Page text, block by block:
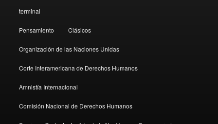
terminal
Pensamiento Clásicos
Organización de las Naciones Unidas
Corte Interamericana de Derechos Humanos
Amnistía Internacional
Comisión Nacional de Derechos Humanos